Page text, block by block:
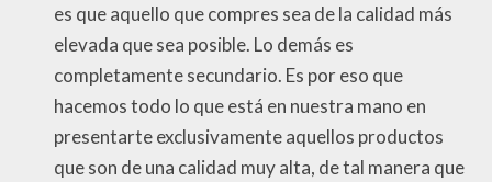
es que aquello que compres sea de la calidad más
elevada que sea posible. Lo demás es
completamente secundario. Es por eso que
hacemos todo lo que está en nuestra mano en
presentarte exclusivamente aquellos productos
que son de una calidad muy alta, de tal manera que